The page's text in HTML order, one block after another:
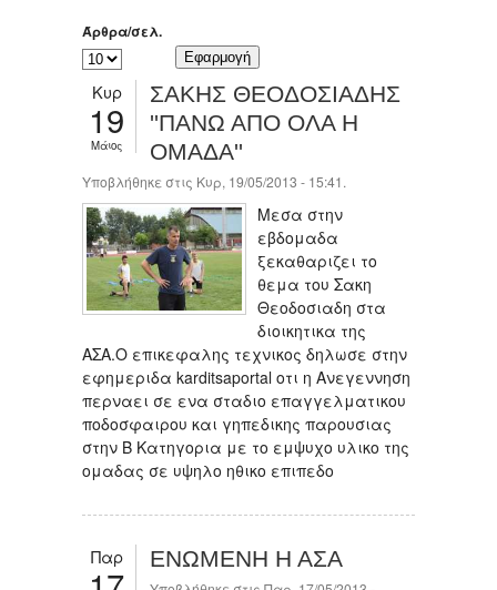
Άρθρα/σελ.
Κυρ
19
Μάιος
ΣΑΚΗΣ ΘΕΟΔΟΣΙΑΔΗΣ
''ΠΑΝΩ ΑΠΟ ΟΛΑ Η
ΟΜΑΔΑ''
Υποβλήθηκε στις Κυρ, 19/05/2013 - 15:41.
Μεσα στην
εβδομαδα
ξεκαθαριζει το
θεμα του Σακη
Θεοδοσιαδη στα
διοικητικα της
ΑΣΑ.Ο επικεφαλης τεχνικος δηλωσε στην
εφημεριδα karditsaportal οτι η Ανεγεννηση
περναει σε ενα σταδιο επαγγελματικου
ποδοσφαιρου και γηπεδικης παρουσιας
στην Β Κατηγορια με το εμψυχο υλικο της
ομαδας σε υψηλο ηθικο επιπεδο
Παρ ΕΝΩΜΕΝΗ Η ΑΣΑ